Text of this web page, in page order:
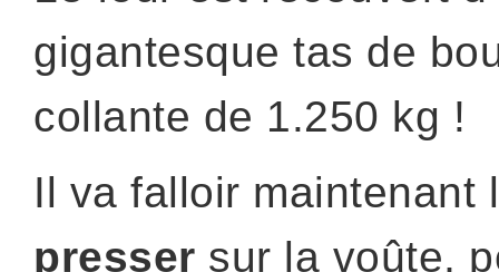
gigantesque tas de
collante de 1.250 kg !
Il va falloir maintenant
presser sur la voûte,